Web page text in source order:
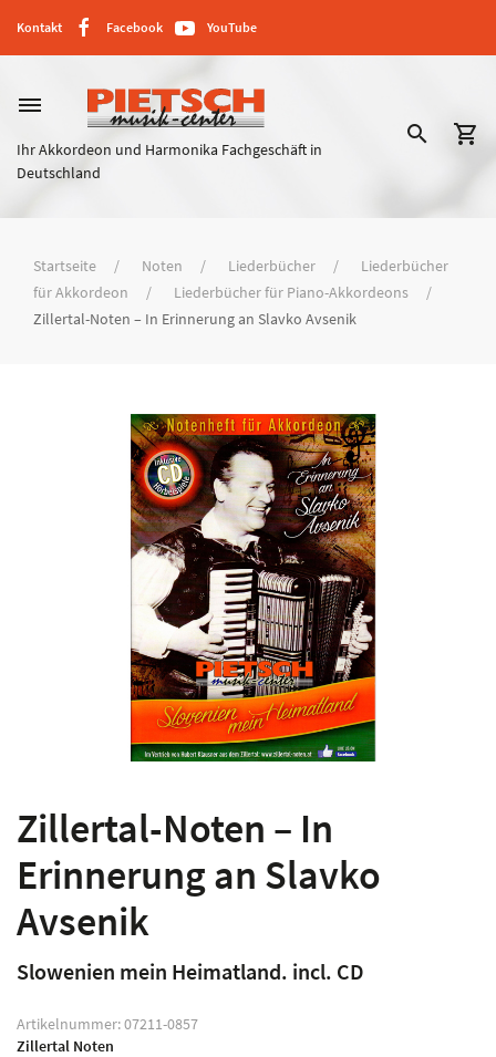
Kontakt Facebook YouTube
dehaze
Ihr Akkordeon und Harmonika Fachgeschäft in
Deutschland
search shopping_cart
Startseite Noten Liederbücher
Liederbücher
für Akkordeon
Liederbücher für Piano-Akkordeons
Zillertal-Noten – In Erinnerung an Slavko Avsenik
Zillertal-Noten – In
Erinnerung an Slavko
Avsenik
Slowenien mein Heimatland. incl. CD
Artikelnummer:07211-0857
Zillertal Noten